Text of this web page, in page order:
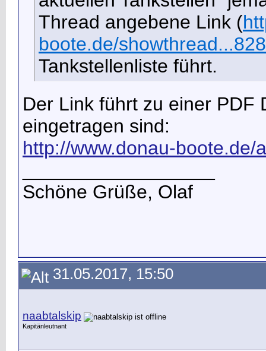
Thread angebene Link (
boote.de/
Tankstellenliste führt.
Der Link führt zu einer PDF
eingetragen sind:
http://www.donau-
Schöne Grüße, Olaf
31.05.2017, 15:50
naabtalskip
Kapitänleutnant